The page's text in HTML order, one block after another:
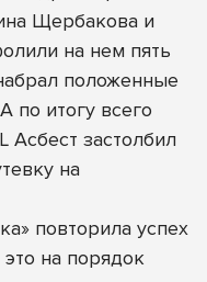
Щербакова и
на нем пять
положенные
по итогу всего
Асбест застолбил
на
повторила успех
на порядок